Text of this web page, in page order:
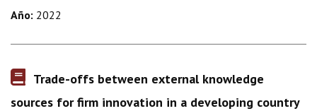
Año: 2022
Trade-offs between external knowledge
sources for firm innovation in a developing country